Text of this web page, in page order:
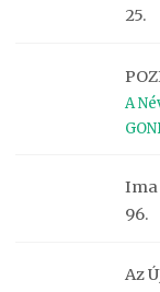
25.
A
Ima
96.
Az